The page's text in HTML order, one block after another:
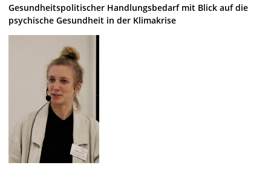
Gesundheitspolitischer Handlungsbedarf mit Blick auf die
psychische Gesundheit in der Klimakrise